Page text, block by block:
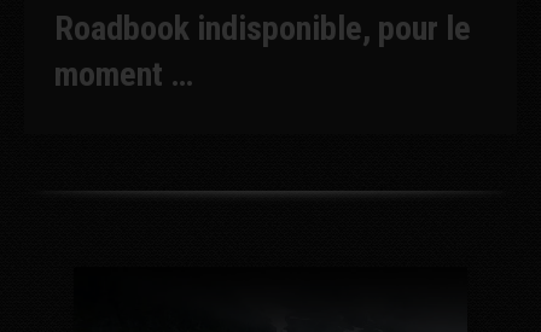
Roadbook indisponible, pour le
moment …